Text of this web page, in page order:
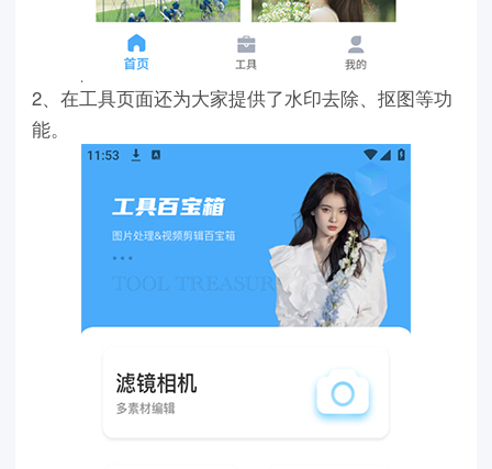
2、在工具页面还为大家提供了水印去除、抠图等功
能。